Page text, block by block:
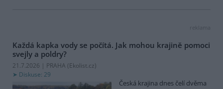
reklama
Každá kapka vody se počítá. Jak mohou krajině pomoci
svejly a poldry?
21.7.2026 | PRAHA (Ekolist.cz)
Diskuse: 29
Česká krajina dnes čelí dvěma